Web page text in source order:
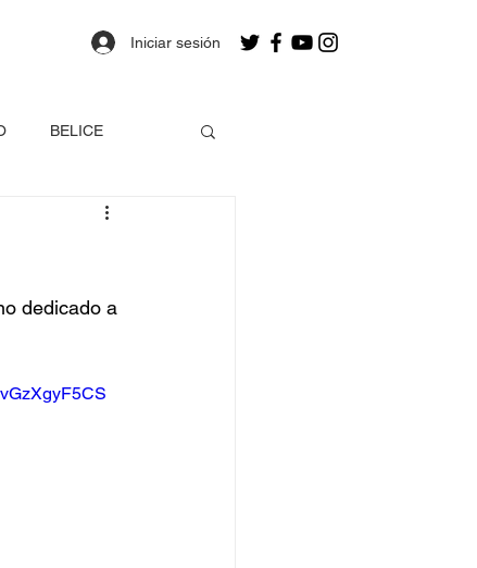
Iniciar sesión
BELICE
Estados Unidos
dedicado a